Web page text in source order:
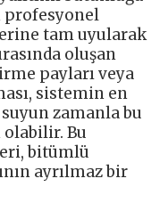
profesyonel
tam uyularak
oluşan
payları veya
sistemin en
zamanla bu
olabilir. Bu
bitümlü
ayrılmaz bir